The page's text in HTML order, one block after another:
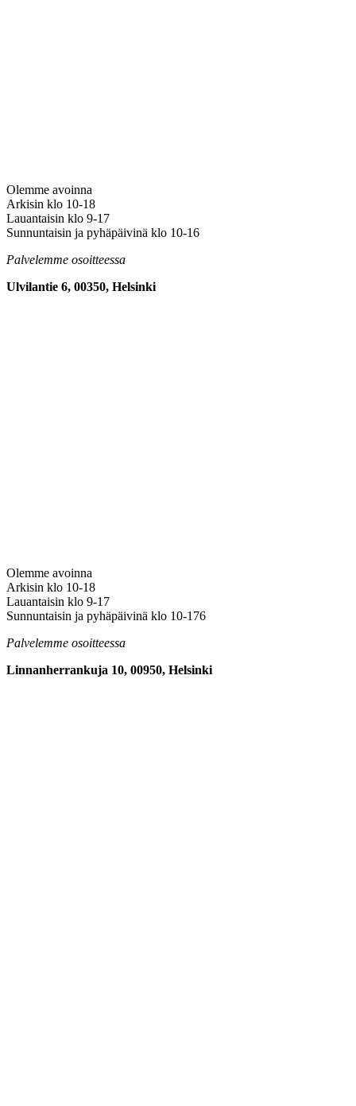
Olemme avoinna
Arkisin klo 10-18
Lauantaisin klo 9-17
Sunnuntaisin ja pyhäpäivinä klo 10-16
Palvelemme osoitteessa
Ulvilantie 6, 00350, Helsinki
Olemme avoinna
Arkisin klo 10-18
Lauantaisin klo 9-17
Sunnuntaisin ja pyhäpäivinä klo 10-176
Palvelemme osoitteessa
Linnanherrankuja 10, 00950, Helsinki